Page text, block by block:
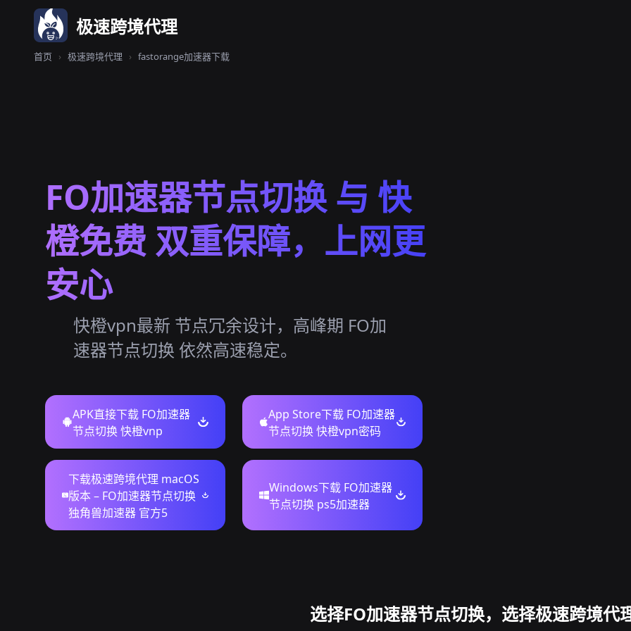
极速跨境代理
首页 › 极速跨境代理 › fastorange加速器下载
FO加速器节点切换 与 快
橙免费 双重保障，上网更
安心
快橙vpn最新 节点冗余设计，高峰期 FO加
速器节点切换 依然高速稳定。
APK直接下载 FO加速器
节点切换 快橙vnp
App Store下载 FO加速器
节点切换 快橙vpn密码
下载极速跨境代理 macOS
版本 – FO加速器节点切换
独角兽加速器 官方5
Windows下载 FO加速器
节点切换 ps5加速器
选择FO加速器节点切换，选择极速跨境代